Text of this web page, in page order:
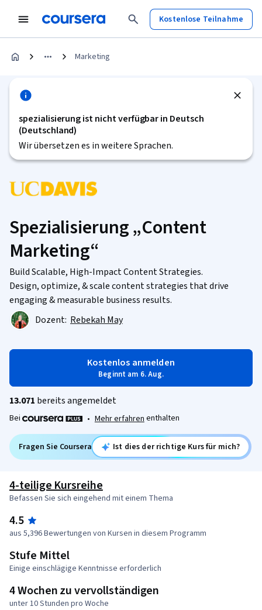
Kostenlose Teilnahme
Marketing
spezialisierung ist nicht verfügbar in Deutsch
(Deutschland)
Wir übersetzen es in weitere Sprachen.
Spezialisierung „Content
Marketing“
Build Scalable, High-Impact Content Strategies.
Design, optimize, & scale content strategies that drive
engaging & measurable business results.
Dozent: Rebekah May
Kostenlos anmelden
Beginnt am 6. Aug.
13.071 bereits angemeldet
Bei • Mehr erfahren enthalten
Fragen Sie Coursera Ist dies der richtige Kurs für mich?
4-teilige Kursreihe
Befassen Sie sich eingehend mit einem Thema
4.5
aus 5,396 Bewertungen von Kursen in diesem Programm
Stufe Mittel
Einige einschlägige Kenntnisse erforderlich
4 Wochen zu vervollständigen
unter 10 Stunden pro Woche